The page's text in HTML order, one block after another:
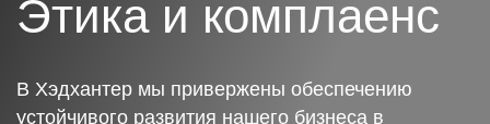
Этика и комплаенс
В Хэдхантер мы привержены обеспечению
устойчивого развития нашего бизнеса в